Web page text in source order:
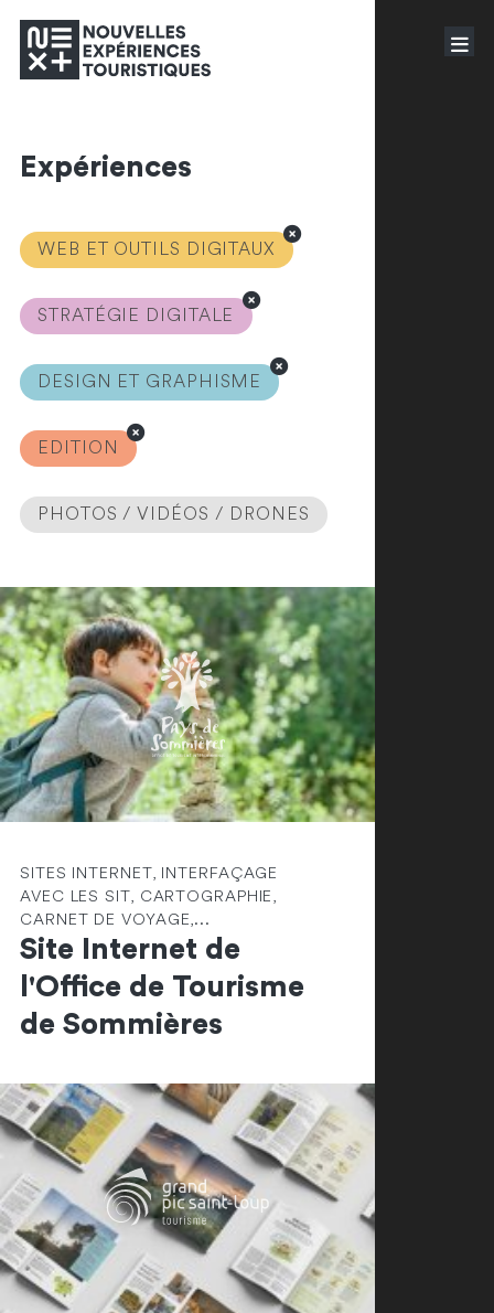
Expériences
WEB ET OUTILS DIGITAUX
STRATÉGIE DIGITALE
DESIGN ET GRAPHISME
EDITION
PHOTOS / VIDÉOS / DRONES
SITES INTERNET, INTERFAÇAGE
AVEC LES SIT, CARTOGRAPHIE,
CARNET DE VOYAGE,...
Site Internet de
l'Office de Tourisme
de Sommières